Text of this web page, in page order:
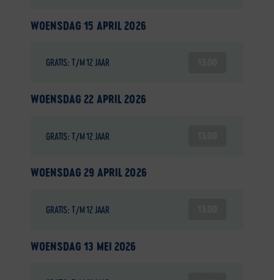
WOENSDAG 15 APRIL 2026
GRATIS: T/M 12 JAAR
WOENSDAG 22 APRIL 2026
GRATIS: T/M 12 JAAR
WOENSDAG 29 APRIL 2026
GRATIS: T/M 12 JAAR
WOENSDAG 13 MEI 2026